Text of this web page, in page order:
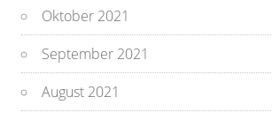
Oktober 2021
September 2021
August 2021